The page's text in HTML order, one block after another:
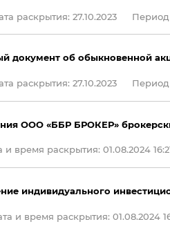
раскрытия: 27.10.2023 Период
документ об обыкновенной
раскрытия: 27.10.2023 Период
ООО «ББР БРОКЕР»
и время раскрытия: 01.08.2024
индивидуального
и время раскрытия: 01.08.2024